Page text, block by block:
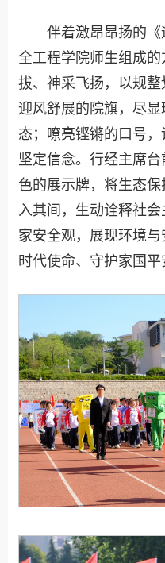
伴着激昂昂扬的
全工程学院师生组成
拔、神采飞扬，以规整
迎风舒展的院旗，尽
态；嘹亮铿锵的口号
坚定信念。行经主席
色的展示牌，将生态
入其间，生动诠释社
家安全观，展现环境
时代使命、守护家国平